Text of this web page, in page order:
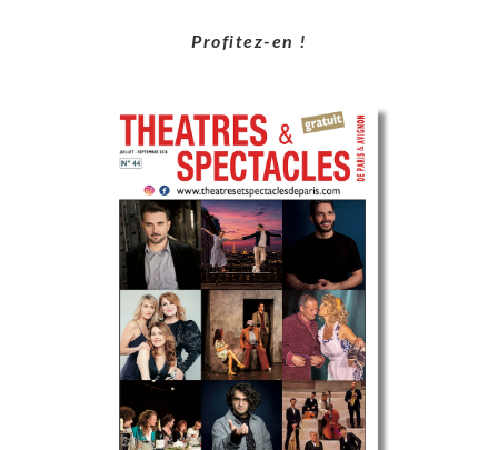
Profitez-en !